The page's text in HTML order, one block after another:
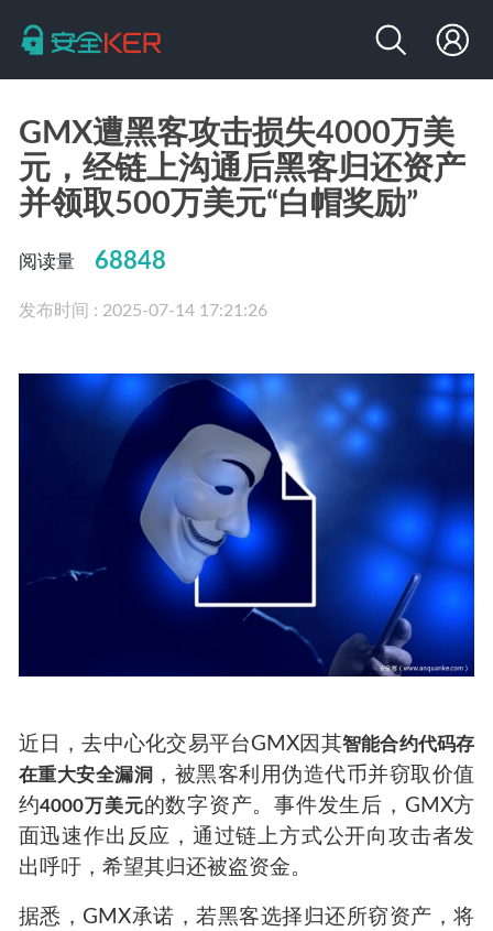
GMX遭黑客攻击损失4000万美
元，经链上沟通后黑客归还资产
并领取500万美元“白帽奖励”
阅读量 68848
发布时间 : 2025-07-14 17:21:26
近日，去中心化交易平台GMX因其智能合约代码存
在重大安全漏洞
，被黑客利用伪造代币并窃取价值
约4000万美元的数字资产。事件发生后，GMX方
面迅速作出反应，通过链上方式公开向攻击者发
出呼吁，希望其归还被盗资金。
据悉，GMX承诺，若黑客选择归还所窃资产，将